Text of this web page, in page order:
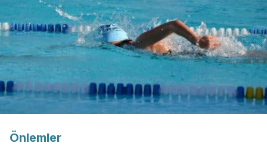
Önlemler